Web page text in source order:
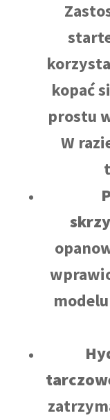
kopać
prostu
W